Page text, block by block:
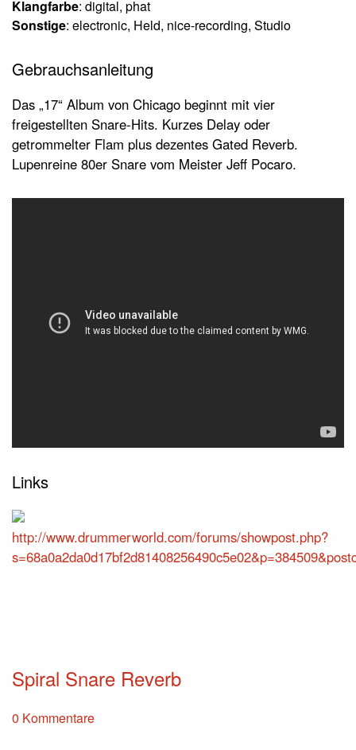
Klangfarbe: digital, phat
Sonstige: electronic, Held, nice-recording, Studio
Gebrauchsanleitung
Das „17“ Album von Chicago beginnt mit vier
freigestellten Snare-Hits. Kurzes Delay oder
getrommelter Flam plus dezentes Gated Reverb.
Lupenreine 80er Snare vom Meister Jeff Pocaro.
Links
http://www.drummerworld.com/forums/showpost.php?
Spiral Snare Reverb
0 Kommentare